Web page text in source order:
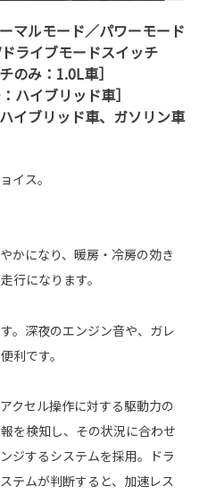
マルモード／パワーモード
ライブモードスイッチ
のみ：1.0L車］
ハイブリッド車］
イブリッド車、ガソリン車
イス。
かになり、暖房・冷房の効き
行になります。
。深夜のエンジン音や、ガレ
利です。
クセル操作に対する駆動力の
を検知し、その状況に合わせ
ジするシステムを採用。ドラ
テムが判断すると、加速レス